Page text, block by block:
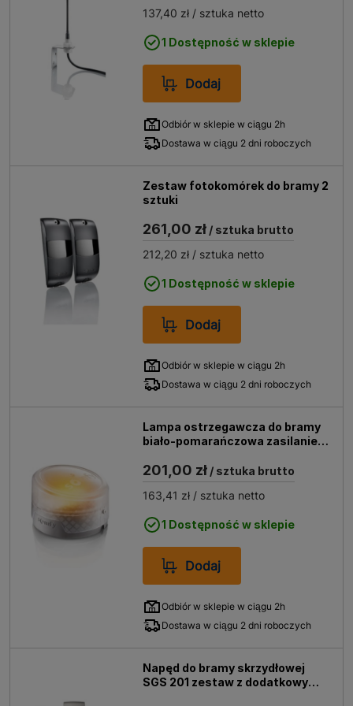
można szybko i sprawnie przemieszczać się po posesji,
swojego domu lub firmy.
Warto również wspomnieć, że dostępne są różne
rodzaje zestawów do otwierania bram, które mogą być
137,40 zł / sztuka netto
1 Dostępność w sklepie
Dodaj
Odbiór w sklepie w ciągu 2h
Dostawa w ciągu 2 dni roboczych
Zestaw fotokomórek do bramy 2
sztuki
261,00 zł / sztuka brutto
212,20 zł / sztuka netto
1 Dostępność w sklepie
Dodaj
Odbiór w sklepie w ciągu 2h
Dostawa w ciągu 2 dni roboczych
Lampa ostrzegawcza do bramy
biało-pomarańczowa zasilanie
201,00 zł / sztuka brutto
163,41 zł / sztuka netto
1 Dostępność w sklepie
Dodaj
Odbiór w sklepie w ciągu 2h
Dostawa w ciągu 2 dni roboczych
Napęd do bramy skrzydłowej
SGS 201 zestaw z dodatkowymi